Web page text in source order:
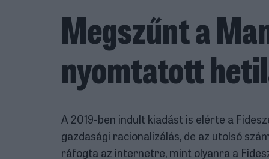
Megszűnt a
nyomtatott
A 2019-ben indult kiadást is elérte a
gazdasági racionalizálás, de az utolsó
ráfogta az internetre, mint olyanra a